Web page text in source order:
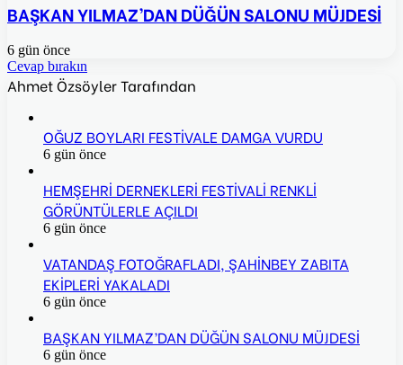
BAŞKAN YILMAZ’DAN DÜĞÜN SALONU MÜJDESİ
6 gün önce
Cevap bırakın
Ahmet Özsöyler Tarafından
OĞUZ BOYLARI FESTİVALE DAMGA VURDU
6 gün önce
HEMŞEHRİ DERNEKLERİ FESTİVALİ RENKLİ
GÖRÜNTÜLERLE AÇILDI
6 gün önce
VATANDAŞ FOTOĞRAFLADI, ŞAHİNBEY ZABITA
EKİPLERİ YAKALADI
6 gün önce
BAŞKAN YILMAZ’DAN DÜĞÜN SALONU MÜJDESİ
6 gün önce